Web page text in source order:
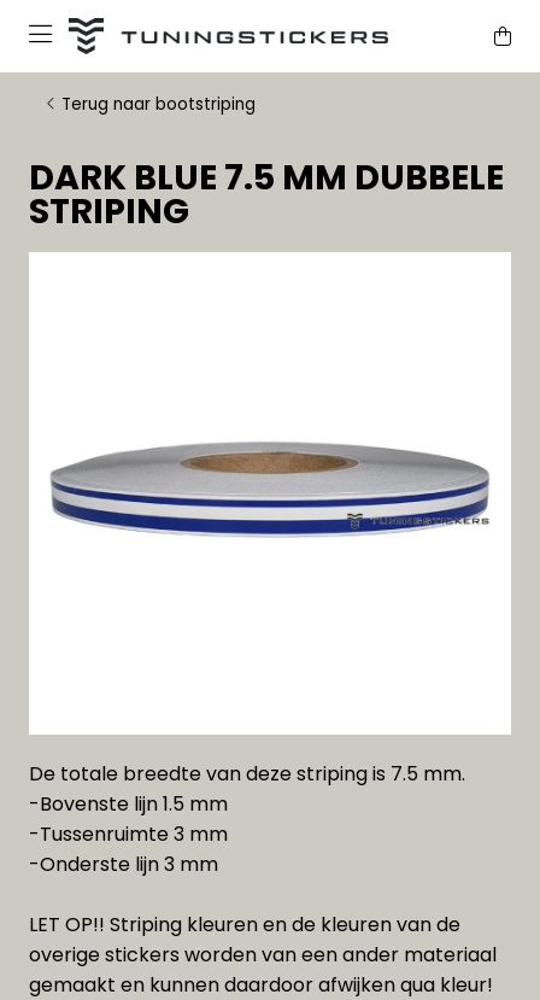
Terug naar bootstriping
DARK BLUE 7.5 MM DUBBELE
STRIPING
De totale breedte van deze striping is 7.5 mm.
-Bovenste lijn 1.5 mm
-Tussenruimte 3 mm
-Onderste lijn 3 mm
LET OP!! Striping kleuren en de kleuren van de
overige stickers worden van een ander materiaal
gemaakt en kunnen daardoor afwijken qua kleur!